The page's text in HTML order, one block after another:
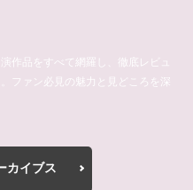
作品をすべて網羅し、徹底レビュ
ファン必見の魅力と見どころを深
カイブス